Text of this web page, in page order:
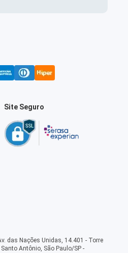
Site Seguro
das Nações Unidas, 14.401 - Torre
Antônio, São Paulo/SP -